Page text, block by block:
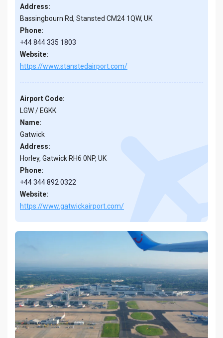
Address:
Bassingbourn Rd, Stansted CM24 1QW, UK
Phone:
+44 844 335 1803
Website:
https://www.stanstedairport.com/
Airport Code:
LGW / EGKK
Name:
Gatwick
Address:
Horley, Gatwick RH6 0NP, UK
Phone:
+44 344 892 0322
Website:
https://www.gatwickairport.com/